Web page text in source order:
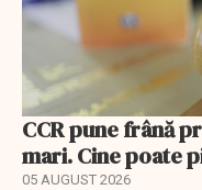
CCR pune frână
mari. Cine poate
05 AUGUST 2026